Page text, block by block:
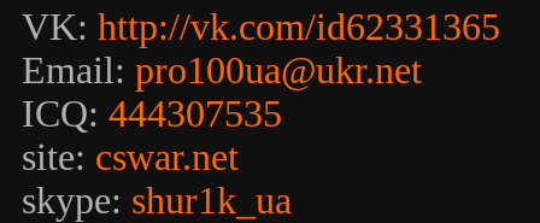
VK: http://vk.com/id62331365
Email: pro100ua@ukr.net
ICQ: 444307535
site: cswar.net
skype: shur1k_ua